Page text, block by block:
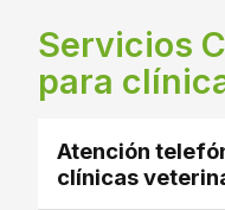
Servicios
para
Atención
clínicas